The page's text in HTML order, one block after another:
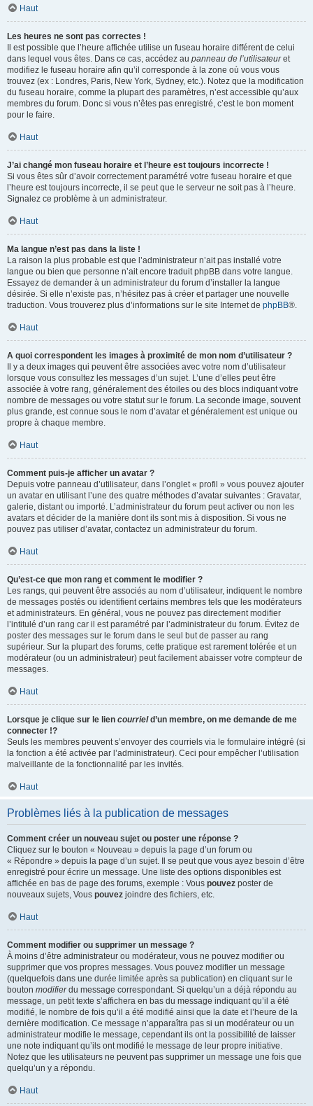
Haut
Les heures ne sont pas correctes !
Il est possible que l’heure affichée utilise un fuseau horaire différent de celui
dans lequel vous êtes. Dans ce cas, accédez au panneau de l’utilisateuret
modifiez le fuseau horaire afin qu’il corresponde à la zone où vous vous
trouvez (ex : Londres, Paris, New York, Sydney, etc.). Notez que la modification
du fuseau horaire, comme la plupart des paramètres, n’est accessible qu’aux
membres du forum. Donc si vous n’êtes pas enregistré, c’est le bon moment
pour le faire.
Haut
J’ai changé mon fuseau horaire et l’heure est toujours incorrecte !
Si vous êtes sûr d’avoir correctement paramétré votre fuseau horaire et que
l’heure est toujours incorrecte, il se peut que le serveur ne soit pas à l’heure.
Signalez ce problème à un administrateur.
Haut
Ma langue n’est pas dans la liste !
La raison la plus probable est que l’administrateur n’ait pas installé votre
langue ou bien que personne n’ait encore traduit phpBB dans votre langue.
Essayez de demander à un administrateur du forum d’installer la langue
désirée. Si elle n’existe pas, n’hésitez pas à créer et partager une nouvelle
traduction. Vous trouverez plus d’informations sur le site Internet de phpBB®.
Haut
A quoi correspondent les images à proximité de mon nom d’utilisateur ?
Il y a deux images qui peuvent être associées avec votre nom d’utilisateur
lorsque vous consultez les messages d’un sujet. L’une d’elles peut être
associée à votre rang, généralement des étoiles ou des blocs indiquant votre
nombre de messages ou votre statut sur le forum. La seconde image, souvent
plus grande, est connue sous le nom d’avatar et généralement est unique ou
propre à chaque membre.
Haut
Comment puis-je afficher un avatar ?
Depuis votre panneau d’utilisateur, dans l’onglet « profil » vous pouvez ajouter
un avatar en utilisant l’une des quatre méthodes d’avatar suivantes : Gravatar,
galerie, distant ou importé. L’administrateur du forum peut activer ou non les
avatars et décider de la manière dont ils sont mis à disposition. Si vous ne
pouvez pas utiliser d’avatar, contactez un administrateur du forum.
Haut
Qu’est-ce que mon rang et comment le modifier ?
Les rangs, qui peuvent être associés au nom d’utilisateur, indiquent le nombre
de messages postés ou identifient certains membres tels que les modérateurs
et administrateurs. En général, vous ne pouvez pas directement modifier
l’intitulé d’un rang car il est paramétré par l’administrateur du forum. Évitez de
poster des messages sur le forum dans le seul but de passer au rang
supérieur. Sur la plupart des forums, cette pratique est rarement tolérée et un
modérateur (ou un administrateur) peut facilement abaisser votre compteur de
messages.
Haut
Lorsque je clique sur le lien courrield’un membre, on me demande de me
connecter !?
Seuls les membres peuvent s’envoyer des courriels via le formulaire intégré (si
la fonction a été activée par l’administrateur). Ceci pour empêcher l’utilisation
malveillante de la fonctionnalité par les invités.
Haut
Problèmes liés à la publication de messages
Comment créer un nouveau sujet ou poster une réponse ?
Cliquez sur le bouton « Nouveau » depuis la page d’un forum ou
« Répondre » depuis la page d’un sujet. Il se peut que vous ayez besoin d’être
enregistré pour écrire un message. Une liste des options disponibles est
affichée en bas de page des forums, exemple : Vous pouvez poster de
nouveaux sujets, Vous pouvez joindre des fichiers, etc.
Haut
Comment modifier ou supprimer un message ?
À moins d’être administrateur ou modérateur, vous ne pouvez modifier ou
supprimer que vos propres messages. Vous pouvez modifier un message
(quelquefois dans une durée limitée après sa publication) en cliquant sur le
bouton modifierdu message correspondant. Si quelqu’un a déjà répondu au
message, un petit texte s’affichera en bas du message indiquant qu’il a été
modifié, le nombre de fois qu’il a été modifié ainsi que la date et l’heure de la
dernière modification. Ce message n’apparaîtra pas si un modérateur ou un
administrateur modifie le message, cependant ils ont la possibilité de laisser
une note indiquant qu’ils ont modifié le message de leur propre initiative.
Notez que les utilisateurs ne peuvent pas supprimer un message une fois que
quelqu’un y a répondu.
Haut